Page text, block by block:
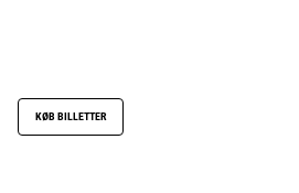
KØB BILLETTER